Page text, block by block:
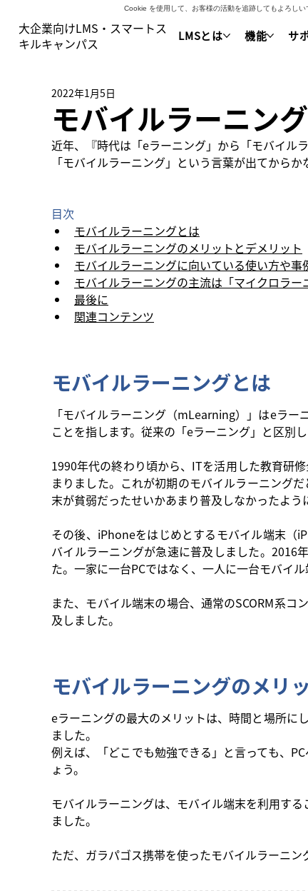
大企業向けLMS・スマートス
キルキャンパス
LMSとは 機能 サ
モバイルラーニン
2022年1月5日
近年、『時代は「eラーニング」から「モバイル
「モバイルラーニング」という言葉が出てから
目次
モバイルラーニングとは
モバイルラーニングのメリットとデメリット
モバイルラーニングに向いている使い方や事
モバイルラーニングの主流は「マイクロラー
最後に
関連コンテンツ
モバイルラーニングとは
「モバイルラーニング（mLearning）」はeラ
ことを指します。従来の「eラーニング」と区別
1990年代の終わり頃から、ITを活用した教育研
まりました。これが初期のモバイルラーニング
末が貧弱だったせいかあまり普及しなかったよう
その後、iPhoneをはじめとするモバイル端末（
バイルラーニングが急速に普及しました。2016
た。一家に一台PCではなく、一人に一台モバイ
また、モバイル端末の場合、通常のSCORM系
及しました。
モバイルラーニングのメリ
eラーニングの最大のメリットは、時間と場所に
ました。
例えば、「どこでも勉強できる」と言っても、
ょう。
モバイルラーニングは、モバイル端末を利用す
ました。
ただ、ガラパゴス携帯を使ったモバイルラーニン
Cookie を使用して、お客様の活動を追跡してもよろし